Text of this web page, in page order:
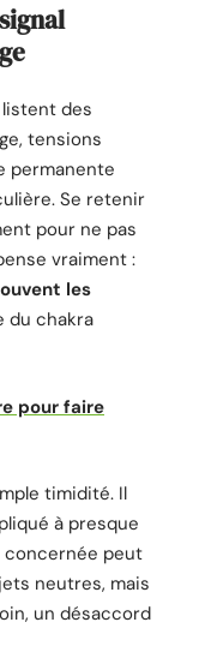
des
tensions
permanente
Se retenir
pour ne pas
vraiment :
les
du chakra
pour faire
timidité. Il
à presque
concernée peut
neutres, mais
un désaccord